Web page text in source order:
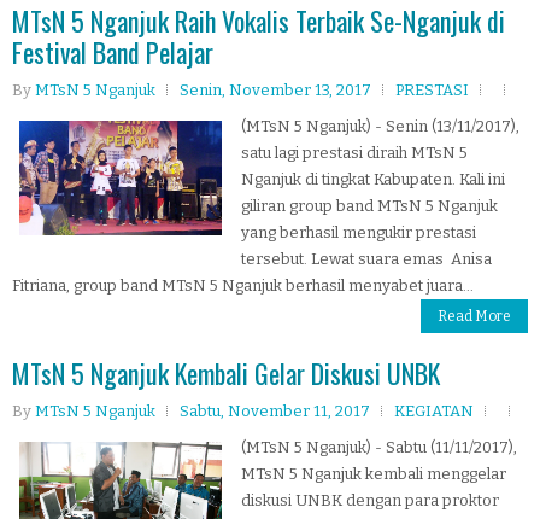
MTsN 5 Nganjuk Raih Vokalis Terbaik Se-Nganjuk di
Festival Band Pelajar
By MTsN 5 Nganjuk Senin, November 13, 2017
PRESTASI
(MTsN 5 Nganjuk) - Senin (13/11/2017),
satu lagi prestasi diraih MTsN 5
Nganjuk di tingkat Kabupaten. Kali ini
giliran group band MTsN 5 Nganjuk
yang berhasil mengukir prestasi
tersebut. Lewat suara emas Anisa
Fitriana, group band MTsN 5 Nganjuk berhasil menyabet juara...
Read More
MTsN 5 Nganjuk Kembali Gelar Diskusi UNBK
By MTsN 5 Nganjuk Sabtu, November 11, 2017
KEGIATAN
(MTsN 5 Nganjuk) - Sabtu (11/11/2017),
MTsN 5 Nganjuk kembali menggelar
diskusi UNBK dengan para proktor